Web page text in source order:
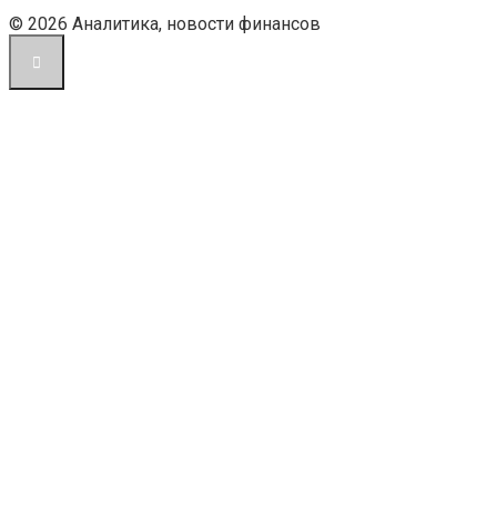
© 2026 Аналитика, новости финансов